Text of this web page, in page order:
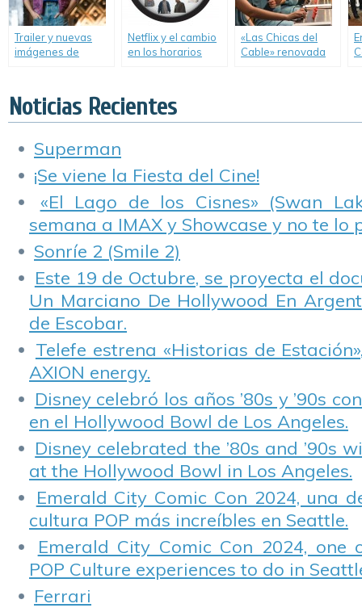
Trailer y nuevas
imágenes de
Netflix y el cambio
en los horarios
«Las Chicas del
Cable» renovada
Noticias Recientes
Superman
¡Se viene la Fiesta del Cine!
«El Lago de los Cisnes» (Swan
semana a IMAX y Showcase y no te lo
Sonríe 2 (Smile 2)
Este 19 de Octubre, se proyecta el
Un Marciano De Hollywood En
de Escobar.
Telefe estrena «Historias de
AXION energy.
Disney celebró los años ’80s y ’90s
en el Hollywood Bowl de Los Angeles.
Disney celebrated the ’80s and ’90s
at the Hollywood Bowl in Los Angeles.
Emerald City Comic Con 2024, una
cultura POP más increíbles en Seattle.
Emerald City Comic Con 2024,
POP Culture experiences to do in
Ferrari